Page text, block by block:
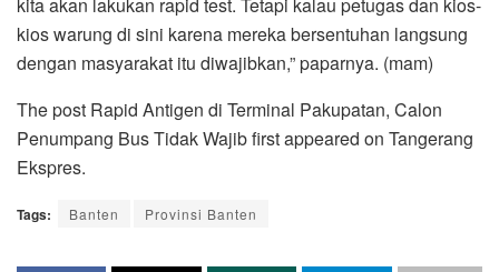
kios warung di sini karena mereka bersentuhan langsung
dengan masyarakat itu diwajibkan,” paparnya. (mam)
The post Rapid Antigen di Terminal Pakupatan, Calon
Penumpang Bus Tidak Wajib first appeared on Tangerang
Ekspres.
Tags: Banten Provinsi Banten